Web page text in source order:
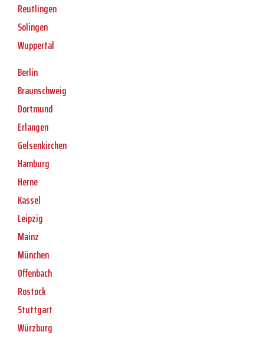
Reutlingen
Solingen
Wuppertal
Berlin
Braunschweig
Dortmund
Erlangen
Gelsenkirchen
Hamburg
Herne
Kassel
Leipzig
Mainz
München
Offenbach
Rostock
Stuttgart
Würzburg